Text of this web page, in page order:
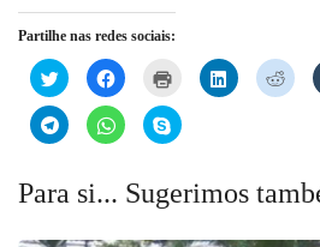
Partilhe nas redes sociais:
Click
to
share
on
Twitter
(Opens
window)
Click
to
share
on
Facebook
(Opens
window)
Click
(Opens
in
new
Click
to
share
window)
Click
to
Click
to
share
(Opens
in
window)
Click
to
share
(Opens
in
window)
Click
to
(Opens
in
window)
Para si... Sugerimos